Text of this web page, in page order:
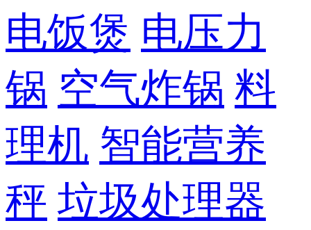
电饭煲 电压力
锅 空气炸锅 料
理机 智能营养
秤 垃圾处理器